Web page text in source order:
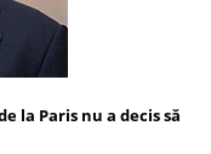
la Paris nu a decis să